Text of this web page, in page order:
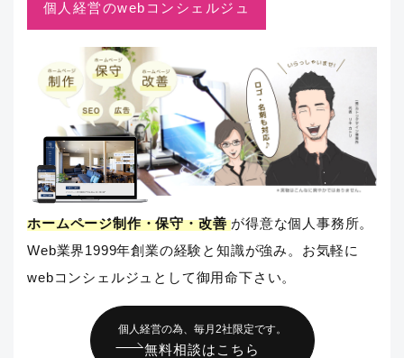
個人経営のwebコンシェルジュ
ホームページ制作・保守・改善が得意な個人事務所。
Web業界1999年創業の経験と知識が強み。お気軽に
webコンシェルジュとして御用命下さい。
個人経営の為、毎月2社限定です。
無料相談はこちら